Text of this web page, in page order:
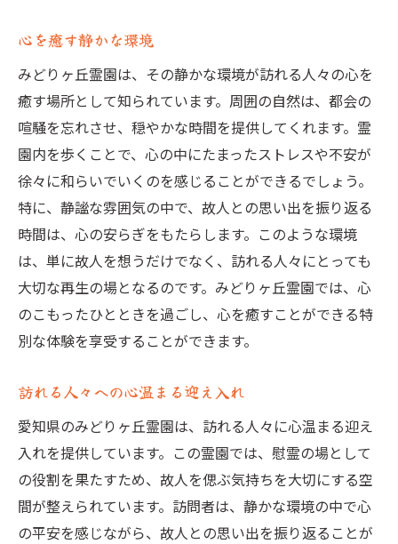
心を癒す静かな環境
みどりヶ丘霊園は、その静かな環境が訪れる人々の心を
癒す場所として知られています。周囲の自然は、都会の
喧騒を忘れさせ、穏やかな時間を提供してくれます。霊
園内を歩くことで、心の中にたまったストレスや不安が
徐々に和らいでいくのを感じることができるでしょう。
特に、静謐な雰囲気の中で、故人との思い出を振り返る
時間は、心の安らぎをもたらします。このような環境
は、単に故人を想うだけでなく、訪れる人々にとっても
大切な再生の場となるのです。みどりヶ丘霊園では、心
のこもったひとときを過ごし、心を癒すことができる特
別な体験を享受することができます。
訪れる人々への心温まる迎え入れ
愛知県のみどりヶ丘霊園は、訪れる人々に心温まる迎え
入れを提供しています。この霊園では、慰霊の場として
の役割を果たすため、故人を偲ぶ気持ちを大切にする空
間が整えられています。訪問者は、静かな環境の中で心
の平安を感じながら、故人との思い出を振り返ることが